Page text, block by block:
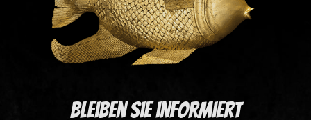
Bleiben Sie informiert